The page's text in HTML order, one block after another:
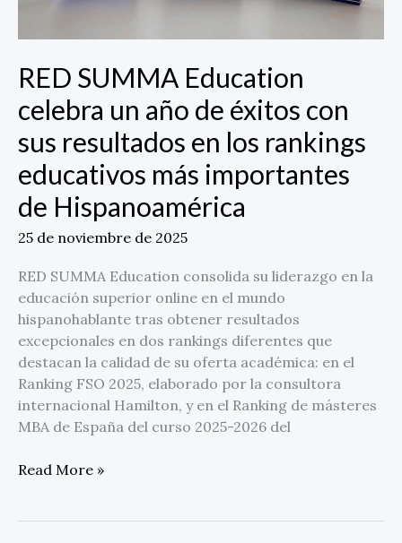
RED SUMMA Education
celebra un año de éxitos con
sus resultados en los rankings
educativos más importantes
de Hispanoamérica
25 de noviembre de 2025
RED SUMMA Education consolida su liderazgo en la
educación superior online en el mundo
hispanohablante tras obtener resultados
excepcionales en dos rankings diferentes que
destacan la calidad de su oferta académica: en el
Ranking FSO 2025, elaborado por la consultora
internacional Hamilton, y en el Ranking de másteres
MBA de España del curso 2025-2026 del
educativos
importantes
de
Hispanoamérica
Read More »